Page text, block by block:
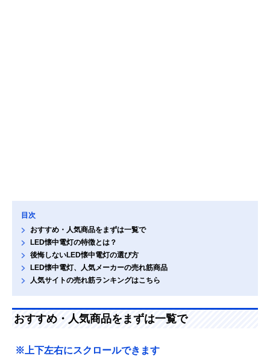
目次
おすすめ・人気商品をまずは一覧で
LED懐中電灯の特徴とは？
後悔しないLED懐中電灯の選び方
LED懐中電灯、人気メーカーの売れ筋商品
人気サイトの売れ筋ランキングはこちら
おすすめ・人気商品をまずは一覧で
※上下左右にスクロールできます